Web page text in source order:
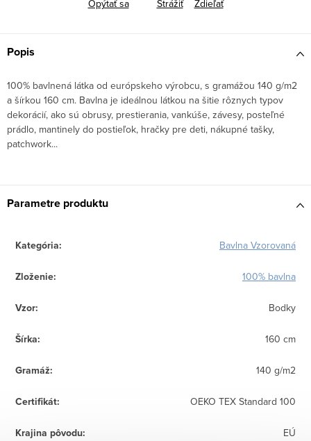
Opýtať sa
Strážiť Zdieľať
Popis
100% bavlnená látka od európskeho výrobcu, s gramážou 140 g/m2
a šírkou 160 cm. Bavlna je ideálnou látkou na šitie rôznych typov
dekorácií, ako sú obrusy, prestierania, vankúše, závesy, posteľné
prádlo, mantinely do postieľok, hračky pre deti, nákupné tašky,
patchwork...
Parametre produktu
Kategória: Bavlna Vzorovaná
Zloženie: 100% bavlna
Vzor: Bodky
Šírka: 160 cm
Gramáž: 140 g/m2
Certifikát: OEKO TEX Standard 100
Krajina pôvodu: EÚ